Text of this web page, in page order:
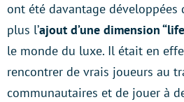
ont été davantage développées
plus l’ajout d’une dimension
le monde du luxe. Il était en
rencontrer de vrais joueurs au
communautaires et de jouer à